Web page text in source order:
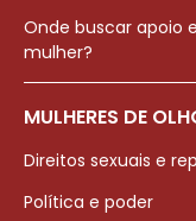
Onde buscar apoio
mulher?
MULHERES DE
Direitos sexuais e
Política e poder